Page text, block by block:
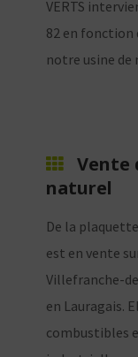
VERTS
82 en fonction
notre usine
Vente
naturel
De la
est en vente
Villefranche-
en Lauragais.
combustibles